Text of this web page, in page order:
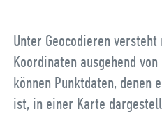
Unter Geocodieren
Koordinaten ausgehend
können Punktdaten, denen
ist, in einer Karte